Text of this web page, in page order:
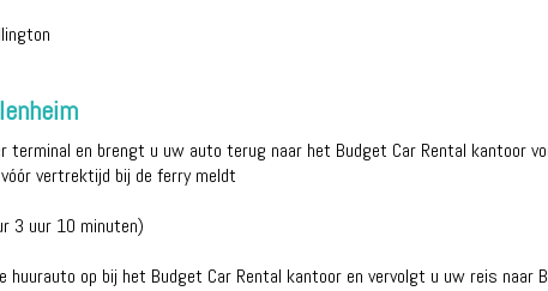
terminal en brengt u uw auto terug naar het Budget Car Rental kantoor
vertrektijd bij de ferry meldt
3 uur 10 minuten)
op bij het Budget Car Rental kantoor en vervolgt u uw reis naar